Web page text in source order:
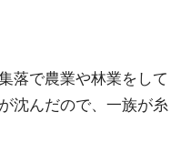
落で農業や林業をして
沈んだので、一族が糸